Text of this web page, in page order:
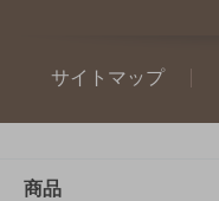
サイトマップ
商品